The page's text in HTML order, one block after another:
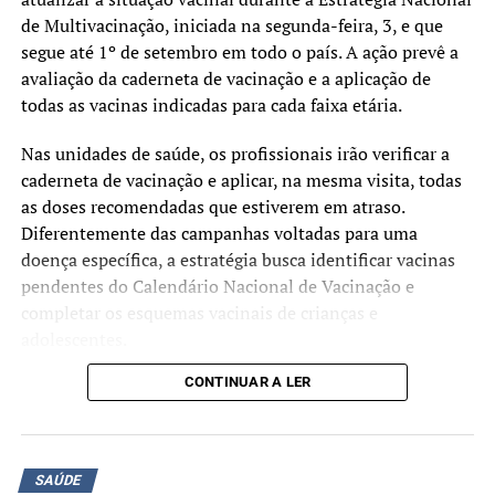
de Multivacinação, iniciada na segunda-feira, 3, e que
segue até 1º de setembro em todo o país. A ação prevê a
avaliação da caderneta de vacinação e a aplicação de
todas as vacinas indicadas para cada faixa etária.
Nas unidades de saúde, os profissionais irão verificar a
caderneta de vacinação e aplicar, na mesma visita, todas
as doses recomendadas que estiverem em atraso.
Diferentemente das campanhas voltadas para uma
doença específica, a estratégia busca identificar vacinas
pendentes do Calendário Nacional de Vacinação e
completar os esquemas vacinais de crianças e
Segundo o Ministério da Saúde, a mobilização tem como
acesso às vacinas oferecidas gratuitamente pelo Sistema
Único de Saúde (SUS). A atualização da caderneta
CONTINUAR A LER
SAÚDE